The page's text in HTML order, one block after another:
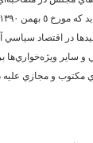
در اقتصاد سياسي
ساير ويژه‌خواري‌ها
و مجازي عليه